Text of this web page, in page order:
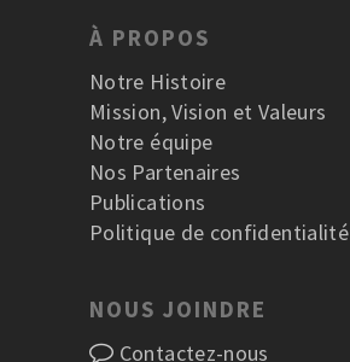
À PROPOS
Notre Histoire
Mission, Vision et Valeurs
Notre équipe
Nos Partenaires
Publications
Politique de confidentialité
NOUS JOINDRE
Contactez-nous